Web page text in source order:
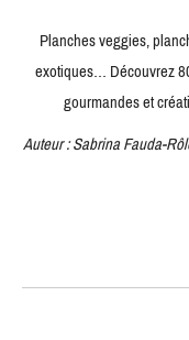
Planches veggies,
exotiques… Découvrez
gourmandes et
Auteur : Sabrina Fauda-